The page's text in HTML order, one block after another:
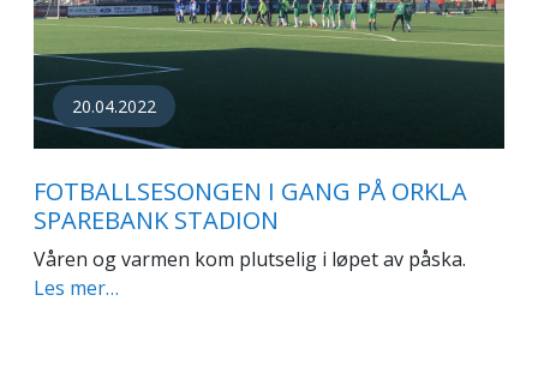
20.04.2022
FOTBALLSESONGEN I GANG PÅ ORKLA
SPAREBANK STADION
Våren og varmen kom plutselig i løpet av påska.
Les mer…